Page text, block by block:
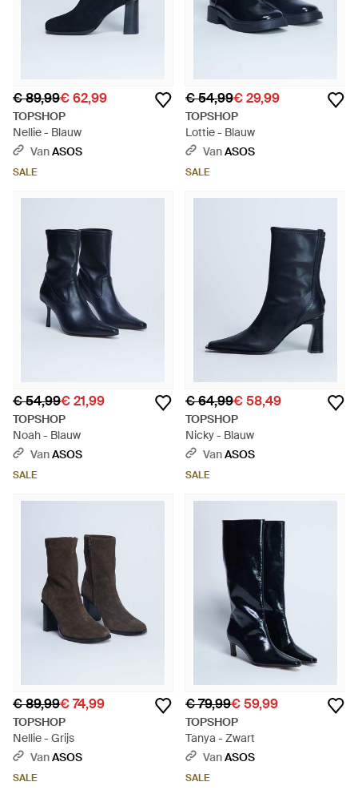
€ 89,99€ 62,99
TOPSHOP
Nellie - Blauw
VanASOS
SALE
€ 54,99€ 29,99
TOPSHOP
Lottie - Blauw
VanASOS
SALE
€ 54,99€ 21,99
TOPSHOP
Noah - Blauw
VanASOS
SALE
€ 64,99€ 58,49
TOPSHOP
Nicky - Blauw
VanASOS
SALE
€ 89,99€ 74,99
TOPSHOP
Nellie - Grijs
VanASOS
SALE
€ 79,99€ 59,99
TOPSHOP
Tanya - Zwart
VanASOS
SALE